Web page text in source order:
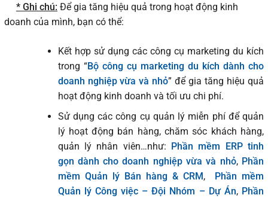
* Ghi chú: Để gia tăng hiệu quả trong hoạt động kinh
doanh của mình, bạn có thể:
Kết hợp sử dụng các công cụ marketing du kích
trong “Bộ công cụ marketing du kích dành cho
doanh nghiệp vừa và nhỏ” để gia tăng hiệu quả
hoạt động kinh doanh và tối ưu chi phí.
Sử dụng các công cụ quản lý miễn phí để quản
lý hoạt động bán hàng, chăm sóc khách hàng,
quản lý nhân viên…như:
Phần mềm ERP tinh
gọn dành cho doanh nghiệp vừa và nhỏ, Phần
mềm Quản lý Bán hàng & CRM ,
Phần mềm
Quản lý Công việc – Đội Nhóm – Dự Án, Phần